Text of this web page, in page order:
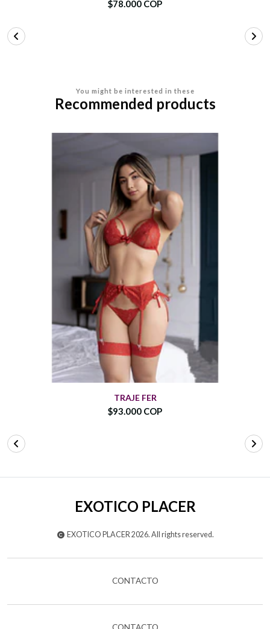
$78.000 COP
You might be interested in these
Recommended products
TRAJE FER
$93.000 COP
EXOTICO PLACER
EXOTICO PLACER 2026. All rights reserved.
CONTACTO